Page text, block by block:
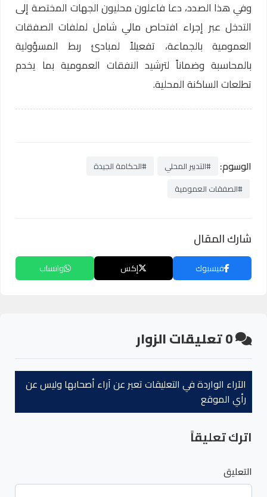
وفي هذا الصدد، دعا فاعلون محليون الجهات المختصة إلى
التدخل عبر إجراء افتحاص مالي شامل لملفات الصفقات
العمومية بالجماعة، تفعيلاً لمبادئ ربط المسؤولية
بالمحاسبة وضماناً لترشيد النفقات العمومية بما يخدم
تطلعات الساكنة المحلية.
الوسوم: #التدبير المحلي
#الحكامة الجيدة
#الصفقات العمومية
شارك المقال
فيسبوك إكس واتساب
0تعليقات الزوار
الآراء الواردة في التعليقات تعبر عن آراء أصحابها وليس عن
رأي الموقع
اترك تعليقاً
التعليق